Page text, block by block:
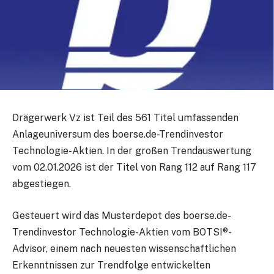
Drägerwerk Vz ist Teil des 561 Titel umfassenden
Anlageuniversum des boerse.de-Trendinvestor
Technologie-Aktien. In der großen Trendauswertung
vom 02.01.2026 ist der Titel von Rang 112 auf Rang 117
abgestiegen.
Gesteuert wird das Musterdepot des boerse.de-
Trendinvestor Technologie-Aktien vom BOTSI®-
Advisor, einem nach neuesten wissenschaftlichen
Erkenntnissen zur Trendfolge entwickelten